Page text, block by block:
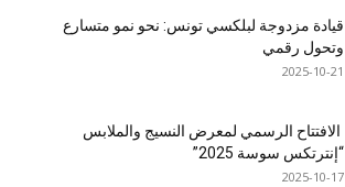
قيادة مزدوجة لبلكسي تونس: نحو نمو متسارع
وتحول رقمي
2025-10-21
الافتتاح الرسمي لمعرض النسيج والملابس
“إنترتكس سوسة 2025”
2025-10-17